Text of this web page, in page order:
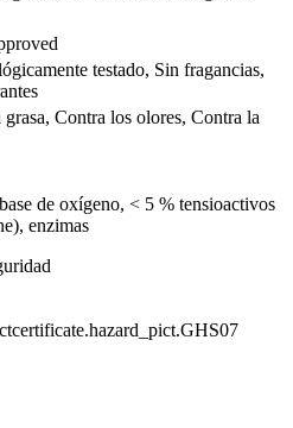
testado, Sin fragancias,
grasa, Contra los olores, Contra la
de oxígeno, < 5 % tensioactivos
enzimas